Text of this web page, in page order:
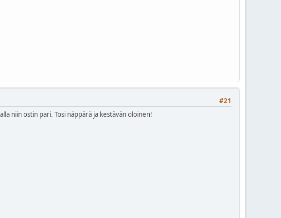
#21
niin ostin pari. Tosi näppärä ja kestävän oloinen!